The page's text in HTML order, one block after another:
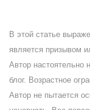
В этой статье
является призывом
Автор настоятельно
блог. Возрастное
Автор не пытается